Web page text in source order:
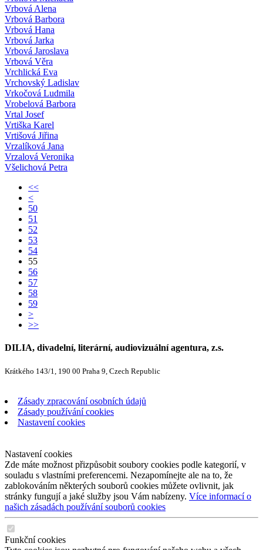
Vrbová Alena
Vrbová Barbora
Vrbová Hana
Vrbová Jarka
Vrbová Jaroslava
Vrbová Věra
Vrchlická Eva
Vrchovský Ladislav
Vrkočová Ludmila
Vrobelová Barbora
Vrtal Josef
Vrtiška Karel
Vrtišová Jiřina
Vrzalíková Jana
Vrzalová Veronika
Všelichová Petra
<<
<
50
51
52
53
54
55
56
57
58
59
>
>>
DILIA, divadelní, literární, audiovizuální agentura, z.s.
Krátkého 143/1, 190 00 Praha 9, Czech Republic
Zásady zpracování osobních údajů
Zásady používání cookies
Nastavení cookies
Nastavení cookies
Zde máte možnost přizpůsobit soubory cookies podle kategorií, v
souladu s vlastními preferencemi. Nezapomínejte ale na to, že
zablokováním některých souborů cookies můžete ovlivnit, jak
stránky fungují a jaké služby jsou Vám nabízeny. Více informací o
našich zásadách používání souborů cookies
Funkční cookies